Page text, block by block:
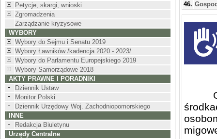
Petycje, skargi, wnioski
Zgromadzenia
Zarządzanie kryzysowe
WYBORY
Wybory do Sejmu i Senatu 2019
Wybory Ławników /kadencja 2020 - 2023/
Wybory do Parlamentu Europejskiego 2019
Wybory Samorządowe 2018
AKTY PRAWNE I PORADNIKI
Dziennik Ustaw
Monitor Polski
Dziennik Urzędowy Woj. Zachodniopomorskiego
INNE
Redakcja Biuletynu
Urzędy Centralne
46.
Od 1